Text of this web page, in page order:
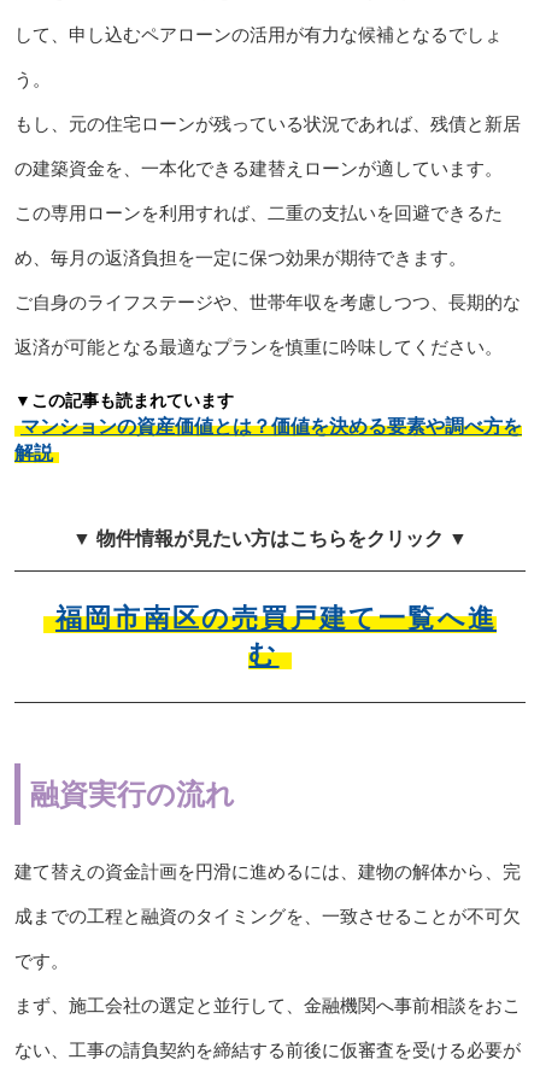
して、申し込むペアローンの活用が有力な候補となるでしょ
う。
もし、元の住宅ローンが残っている状況であれば、残債と新居
の建築資金を、一本化できる建替えローンが適しています。
この専用ローンを利用すれば、二重の支払いを回避できるた
め、毎月の返済負担を一定に保つ効果が期待できます。
ご自身のライフステージや、世帯年収を考慮しつつ、長期的な
返済が可能となる最適なプランを慎重に吟味してください。
▼この記事も読まれています
マンションの資産価値とは？価値を決める要素や調べ方を
解説
▼ 物件情報が見たい方はこちらをクリック ▼
福岡市南区の売買戸建て一覧へ進
む
融資実行の流れ
建て替えの資金計画を円滑に進めるには、建物の解体から、完
成までの工程と融資のタイミングを、一致させることが不可欠
です。
まず、施工会社の選定と並行して、金融機関へ事前相談をおこ
ない、工事の請負契約を締結する前後に仮審査を受ける必要が